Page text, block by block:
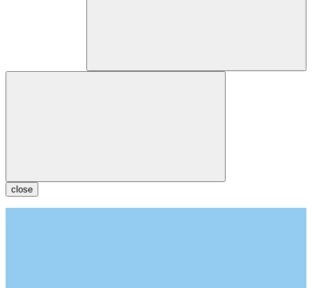
close